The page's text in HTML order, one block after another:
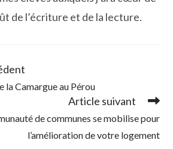
de l’écriture et de la lecture.
la Camargue au Pérou
Article suivant
de communes se mobilise pour
l’amélioration de votre logement